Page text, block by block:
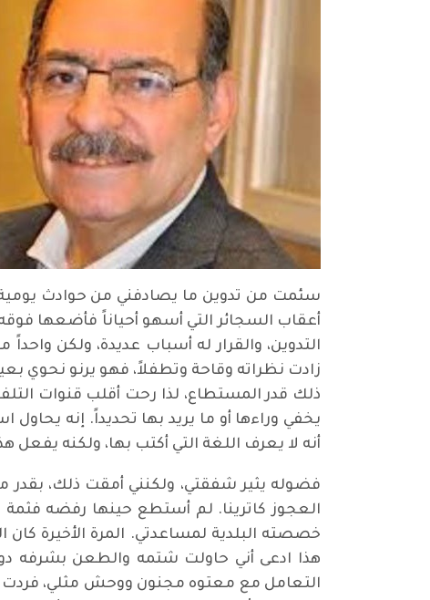
سئمت من تدوين ما يصادفني من حوادث يومية،
أعقاب السجائر التي أسهو أحياناً فأضعها
التدوين، والقرار له أسباب عديدة، ولكن
زادت نظراته وقاحة وتطفلاً، فهو يرنو نحوي
ذلك قدر المستطاع، لذا رحت أقلب قنوات
يخفي وراءها أو ما يريد بها تحديداً. إنه
أنه لا يعرف اللغة التي أكتب بها، ولكنه يفعل
فضوله يثير شفقتي، ولكنني أمقت ذلك،
العجوز كاترينا. لم أستطع حينها رفضه فثمة
خصصته البلدية لمساعدتي. المرة الأخيرة
هذا ادعى أني حاولت شتمه والطعن بشرفه
التعامل مع معتوه مجنون ووحش مثلي،